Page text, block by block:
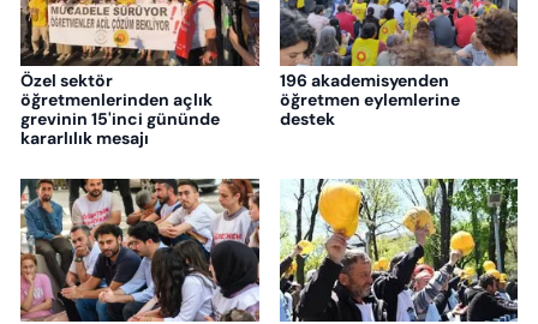
Özel sektör
öğretmenlerinden açlık
grevinin 15'inci gününde
kararlılık mesajı
196 akademisyenden
öğretmen eylemlerine
destek